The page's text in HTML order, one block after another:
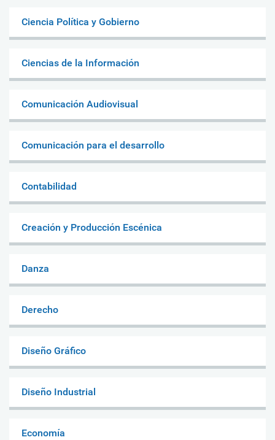
Ciencia Política y Gobierno
Ciencias de la Información
Comunicación Audiovisual
Comunicación para el desarrollo
Contabilidad
Creación y Producción Escénica
Danza
Derecho
Diseño Gráfico
Diseño Industrial
Economía